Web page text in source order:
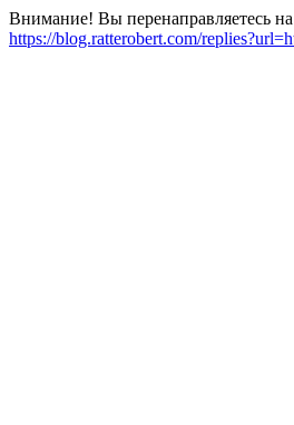
Внимание! Вы перенаправляетесь
https://blog.ratterobert.com/